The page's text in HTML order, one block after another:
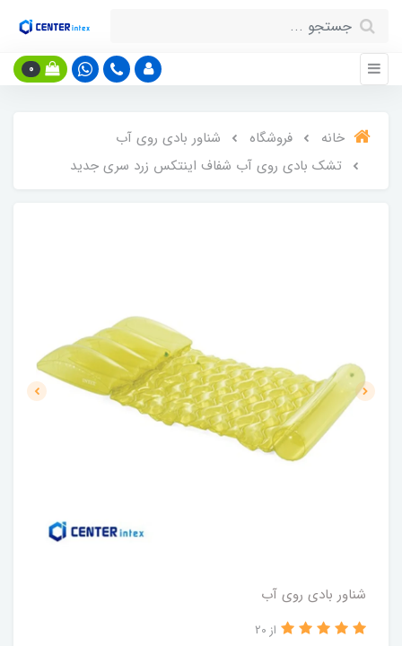
0
خانه فروشگاه
شناور بادی روی آب
تشک بادی روی آب شفاف اینتکس زرد سری جدید
شناور بادی روی آب
از 20